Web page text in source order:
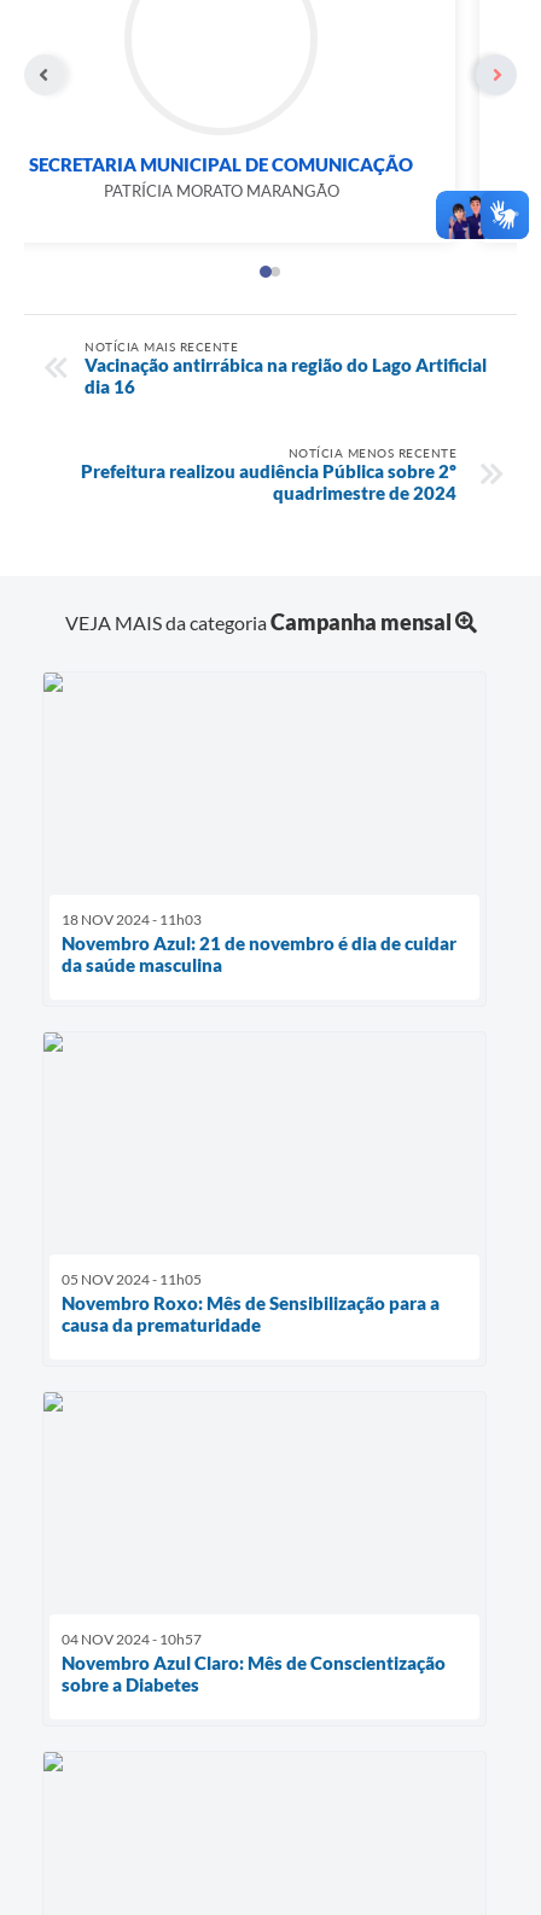
SECRETARIA MUNICIPAL DE COMUNICAÇÃO
PATRÍCIA MORATO MARANGÃO
NOTÍCIA MAIS RECENTE
Vacinação antirrábica na região do Lago Artificial
dia 16
NOTÍCIA MENOS RECENTE
Prefeitura realizou audiência Pública sobre 2º
quadrimestre de 2024
VEJA MAIS da categoriaCampanha mensal
18 NOV 2024 - 11h03
Novembro Azul: 21 de novembro é dia de cuidar
da saúde masculina
05 NOV 2024 - 11h05
Novembro Roxo: Mês de Sensibilização para a
causa da prematuridade
04 NOV 2024 - 10h57
Novembro Azul Claro: Mês de Conscientização
sobre a Diabetes